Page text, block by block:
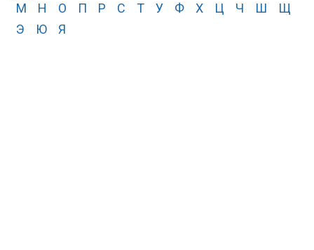
М
Н О П Р С Т У Ф Х Ц Ч Ш
Щ
Э
Ю Я